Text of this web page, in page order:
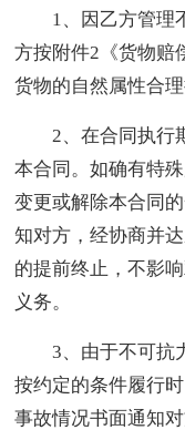
1、因乙方管理
方按附件2《货物赔
货物的自然属性合
2、在合同执行
本合同。如确有特
变更或解除本合同
知对方，经协商并
的提前终止，不影
义务。
3、由于不可抗
按约定的条件履行
事故情况书面通知